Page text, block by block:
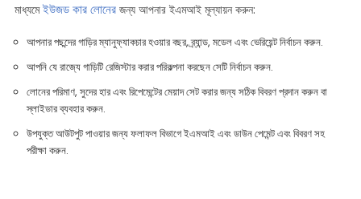
মাধ্যমেইউজড কার লোনেরজন্য আপনার ইএমআই মূল্যায়ন করুন:
আপনার পছন্দের গাড়ির ম্যানুফ্যাকচার হওয়ার বছর, ব্র্যান্ড, মডেল এবং ভেরিয়েন্ট নির্বাচন করুন.
আপনি যে রাজ্যে গাড়িটি রেজিস্টার করার পরিকল্পনা করছেন সেটি নির্বাচন করুন.
লোনের পরিমাণ, সুদের হার এবং রিপেমেন্টের মেয়াদ সেট করার জন্য সঠিক বিবরণ প্রদান করুন বা
স্লাইডার ব্যবহার করুন.
উপযুক্ত আউটপুট পাওয়ার জন্য ফলাফল বিভাগে ইএমআই এবং ডাউন পেমেন্ট এবং বিবরণ সহ
পরীক্ষা করুন.